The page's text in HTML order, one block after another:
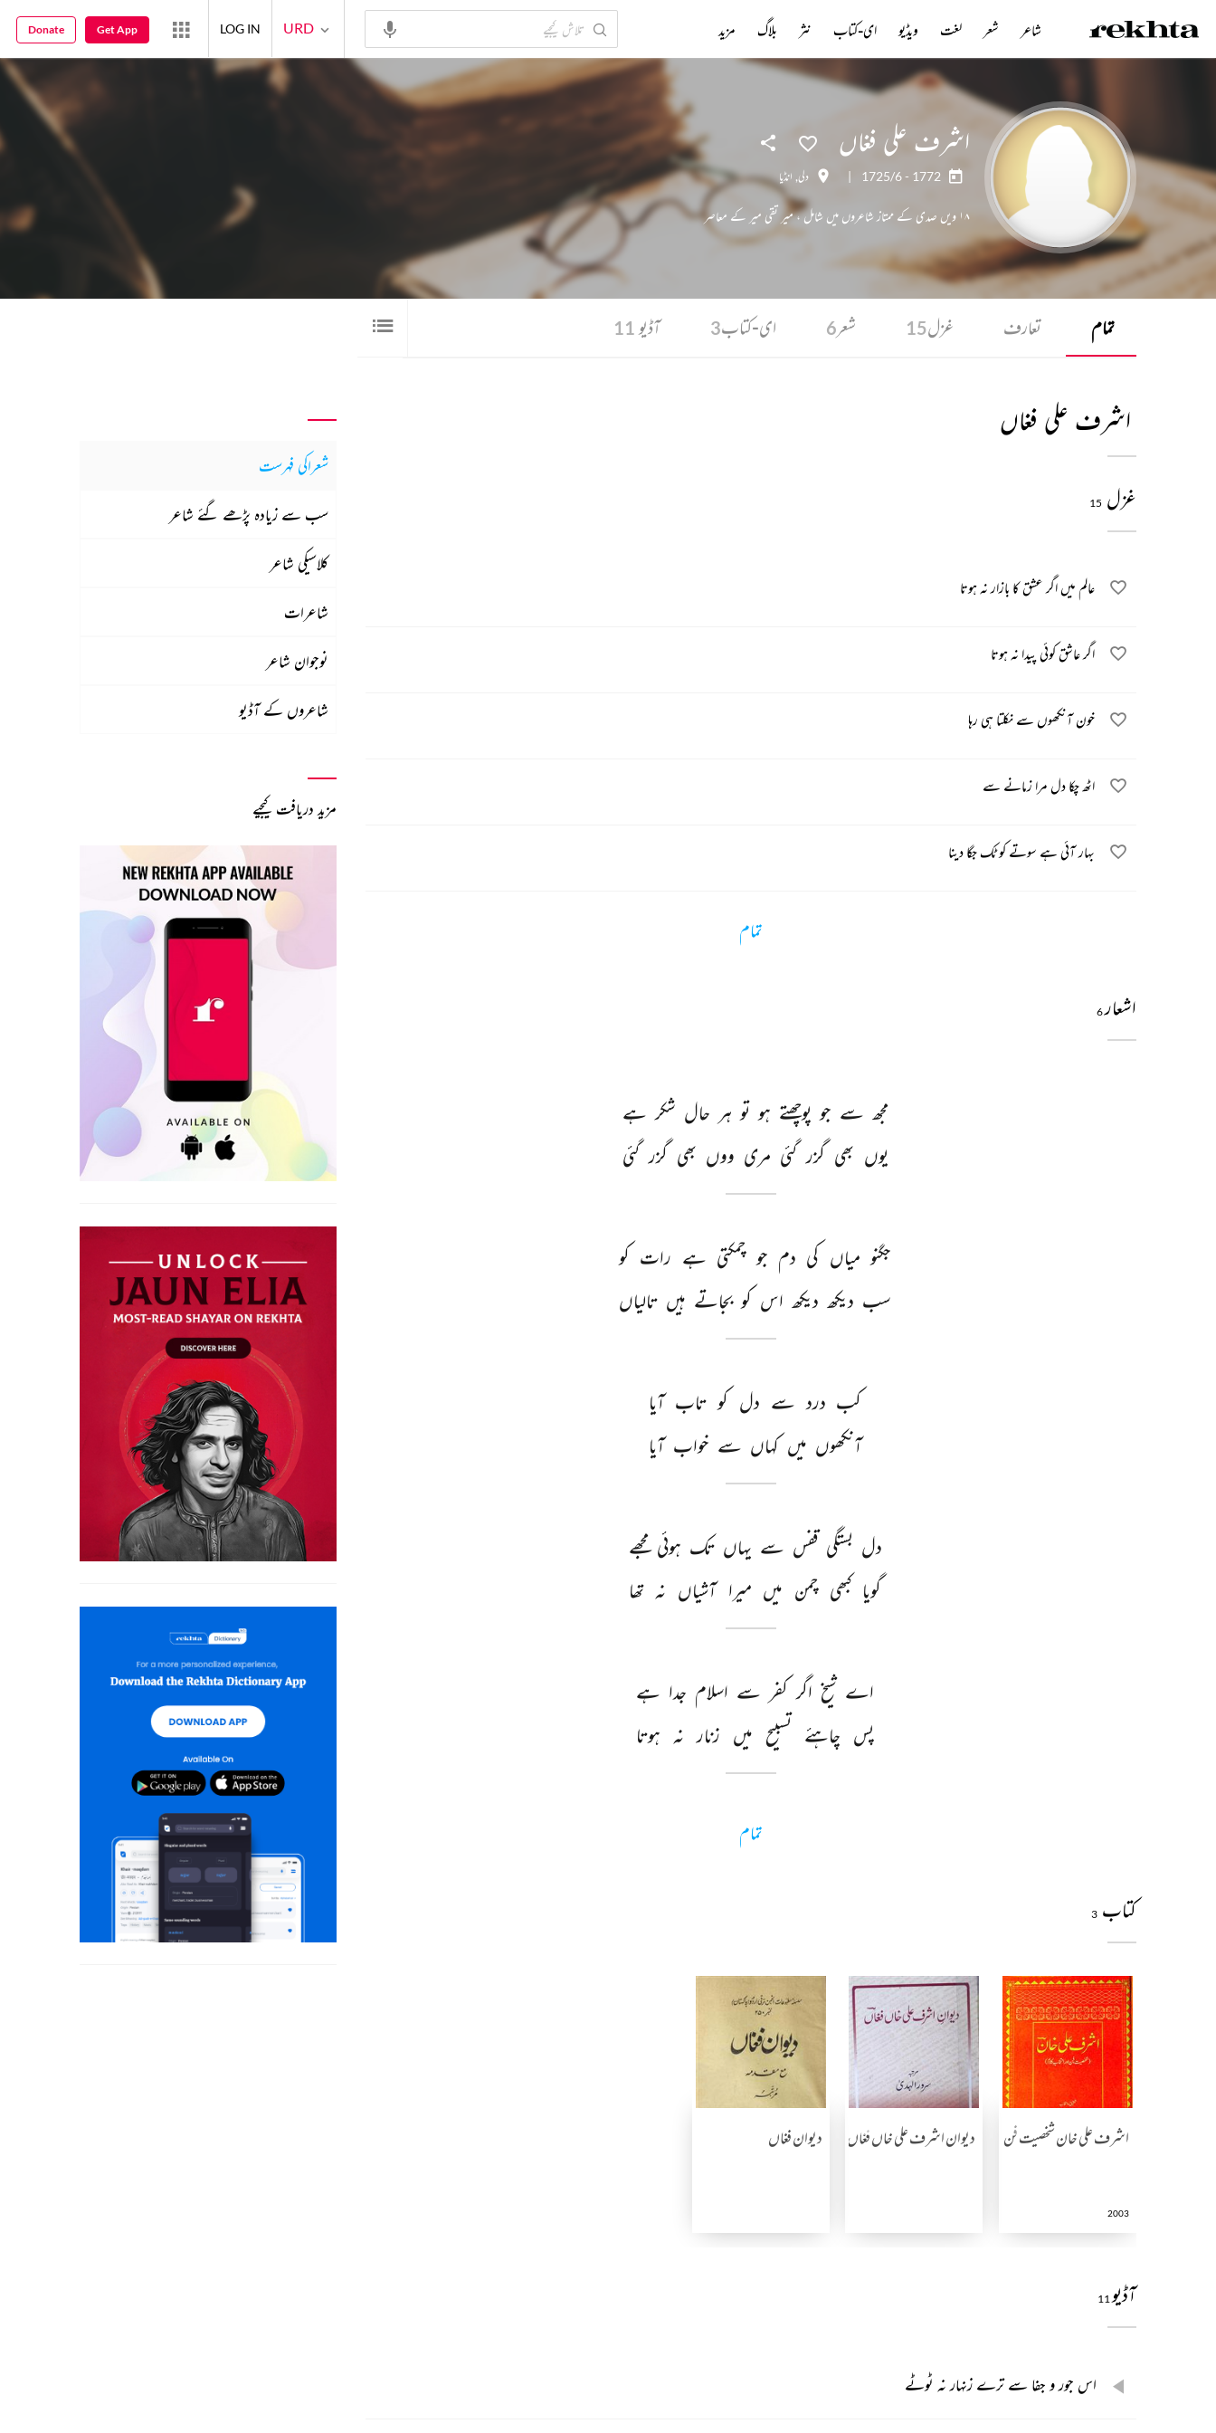
اشرف علی فغاں
1725/6 - 1772
| دلی, انڈیا
۱۸ ویں صدی کے ممتاز شاعروں میں شامل ، میر تقی میر کے معاصر
تمام تعارف غزل15 شعر6 ای-کتاب3 آڈیو 11
اشرف علی فغاں
غزل 15
عالم میں اگر عشق کا بازار نہ ہوتا
اگر عاشق کوئی پیدا نہ ہوتا
خون آنکھوں سے نکلتا ہی رہا
اٹھ چکا دل مرا زمانے سے
بہار آئی ہے سوتے کو ٹک جگا دینا
تمام
اشعار6
مجھ سے جو پوچھتے ہو تو ہر حال شکر ہے
یوں بھی گزر گئی مری ووں بھی گزر گئی
جگنو میاں کی دم جو چمکتی ہے رات کو
سب دیکھ دیکھ اس کو بجاتے ہیں تالیاں
کب درد سے دل کو تاب آیا
آنکھوں میں کہاں سے خواب آیا
دل بستگی قفس سے یہاں تک ہوئی مجھے
گویا کبھی چمن میں میرا آشیاں نہ تھا
اے شیخ اگر کفر سے اسلام جدا ہے
پس چاہئے تسبیح میں زنار نہ ہوتا
تمام
کتاب 3
اشرف علی خان شخصیت فن اور انتخاب کلام
2003
دیوان اشرف علی خاں فغاں دیوان فغاں
آڈیو11
اس جور و جفا سے ترے زنہار نہ ٹوٹے
شعراکی فہرست
سب سے زیادہ پڑھے گئے شاعر
کلاسیکی شاعر
شاعرات
نوجوان شاعر
شاعروں کے آڈیو
مزید دریافت کیجیے
شاعر شعر لغت ویڈیو ای-کتاب نثر بلاگ مزید URD
LOG IN
Get App
Donate